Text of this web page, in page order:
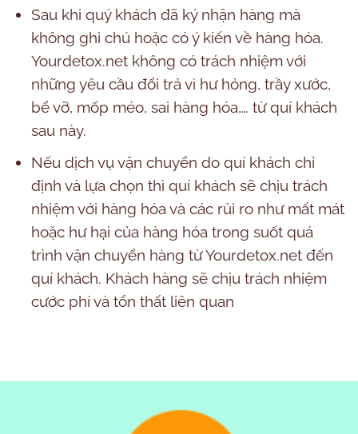
Sau khi quý khách đã ký nhận hàng mà
không ghi chú hoặc có ý kiến về hàng hóa.
Yourdetox.net không có trách nhiệm với
những yêu cầu đổi trả vì hư hỏng, trầy xước,
bể vỡ, mốp méo, sai hàng hóa,… từ quí khách
sau này.
Nếu dịch vụ vận chuyển do quí khách chỉ
định và lựa chọn thì quí khách sẽ chịu trách
nhiệm với hàng hóa và các rủi ro như mất mát
hoặc hư hại của hàng hóa trong suốt quá
trình vận chuyển hàng từ Yourdetox.net đến
quí khách. Khách hàng sẽ chịu trách nhiệm
cước phí và tổn thất liên quan